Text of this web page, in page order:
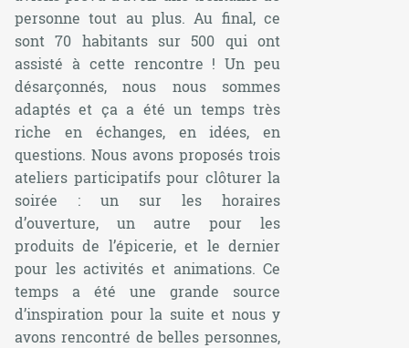
personne tout au plus. Au final, ce
sont 70 habitants sur 500 qui ont
assisté à cette rencontre ! Un peu
désarçonnés, nous nous sommes
adaptés et ça a été un temps très
riche en échanges, en idées, en
questions. Nous avons proposés trois
ateliers participatifs pour clôturer la
soirée : un sur les horaires
d’ouverture, un autre pour les
produits de l’épicerie, et le dernier
pour les activités et animations. Ce
temps a été une grande source
d’inspiration pour la suite et nous y
avons rencontré de belles personnes,